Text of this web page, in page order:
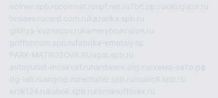
volnav.spb.rucomnat.ru npf.net.ru7bit.pp.rukalugatur.ru
tesiaes.rucard.com.rukazanka.spb.ru
gildiya-kuznecov.rukameryboavision.ru
griffoncom.spb.rufabrika-emotsiy.ru
PARK-MATROSOVA.RUagat.spb.ru
avtoyurist-moskva1.ru hardware.org.ruсхема-авто.рф
dg-lab.ruangrup.ru recruiter.spb.ru music8.spb.ru
krsk124.rukubok.spb.ru romanofforex.ru